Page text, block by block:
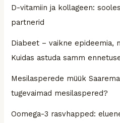
D-vitamiin ja kollageen:
partnerid
Diabeet – vaikne epideemia,
Kuidas astuda samm
Mesilasperede müük
tugevaimad mesilaspered?
Oomega-3 rasvhapped: